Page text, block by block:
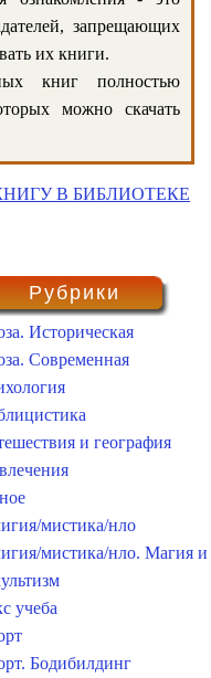
запрещающих
их книги.
книг полностью
можно скачать
В БИБЛИОТЕКЕ
Рубрики
Историческая
Современная
и география
мистика/нло
мистика/нло. Магия и
учеба
Бодибилдинг